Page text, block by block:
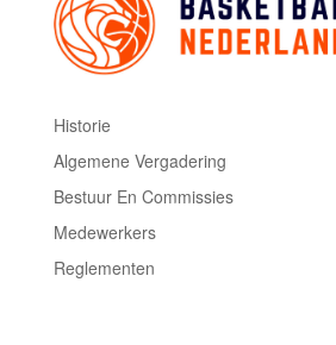
Historie
Algemene Vergadering
Bestuur En Commissies
Medewerkers
Reglementen